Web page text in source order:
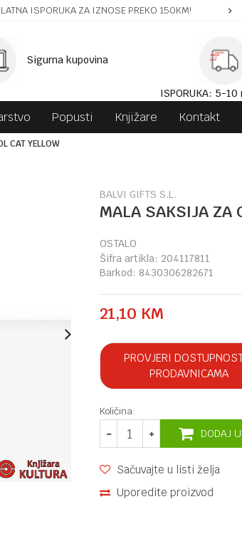
ISPORUKA ZA IZNOSE PREKO 150KM!
Sigurna kupovina
ISPORUKA: 5-
Popusti Knjižare Kontakt
CAT YELLOW
BALVI GIFTS S.L.
MALA SAKSIJA ZA
OSTALO
Šifra artikla: 204117811
Barkod: 8430306282671
21,10 KM
PROVJERI
PRODAVNICAMA
Količina:
DODAJ
Sačuvajte u listi želja
Uporedite proizvod